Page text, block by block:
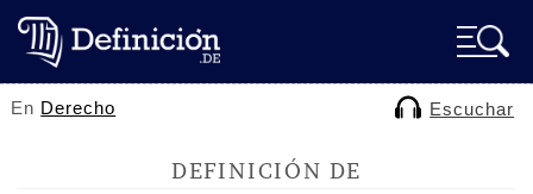
En Derecho Escuchar
DEFINICIÓN DE